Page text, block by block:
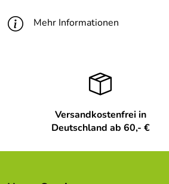
Mehr Informationen
Versandkostenfrei in
Deutschland ab 60,- €